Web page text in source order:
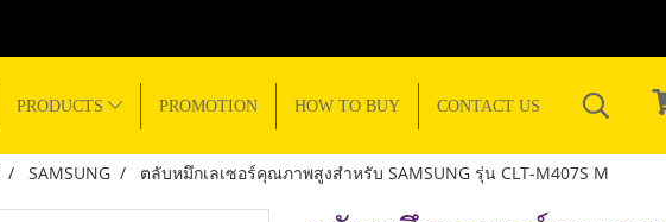
PRODUCTS PROMOTION HOW TO BUY CONTACT US
SAMSUNG ตลับหมึกเลเซอร์คุณภาพสูงสำหรับ SAMSUNG รุ่น CLT-M407S M